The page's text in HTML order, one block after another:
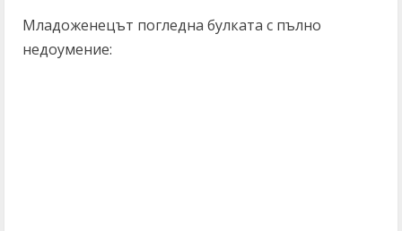
Младоженецът погледна булката с пълно
недоумение: